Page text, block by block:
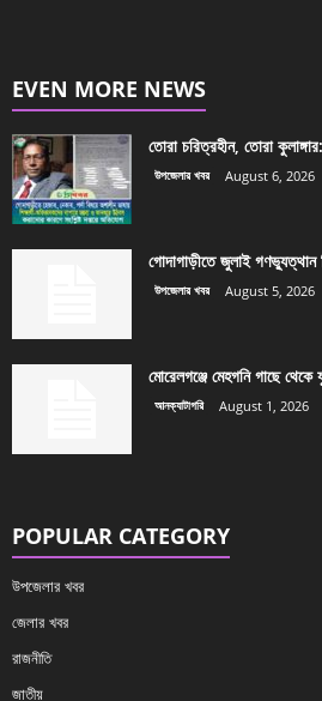
EVEN MORE NEWS
তোরা চরিত্রহীন, তোরা
উপজেলার খবর August 6, 2026
গোদাগাড়ীতে জুলাই গণভ্যুত্থান
উপজেলার খবর August 5, 2026
মোরেলগঞ্জে মেহগনি গাছে
আনক্যাটাগরি August 1, 2026
POPULAR CATEGORY
উপজেলার খবর
জেলার খবর
রাজনীতি
জাতীয়